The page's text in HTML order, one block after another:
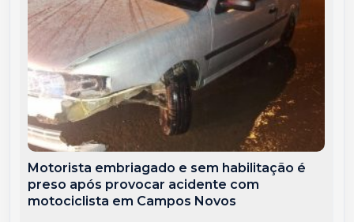
Motorista embriagado e sem habilitação é
preso após provocar acidente com
motociclista em Campos Novos